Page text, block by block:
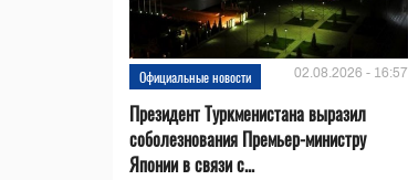
Официальные новости 02.08.2026 - 16:57
Президент Туркменистана выразил
соболезнования Премьер-министру
Японии в связи с...